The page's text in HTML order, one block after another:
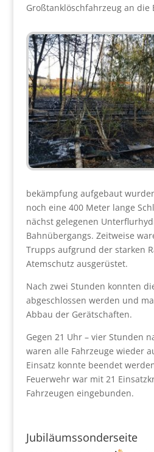
Großtanklöschfahrzeug an die
bekämpfung aufgebaut
noch eine 400 Meter lange
nächst gelegenen
Bahnübergangs. Zeitweise
Trupps aufgrund der starken
Atemschutz ausgerüstet.
Nach zwei Stunden konnten
abgeschlossen werden und
Abbau der Gerätschaften.
Gegen 21 Uhr – vier Stunden
waren alle Fahrzeuge wieder
Einsatz konnte beendet
Feuerwehr war mit 21
Fahrzeugen eingebunden.
Jubiläumssonderseite